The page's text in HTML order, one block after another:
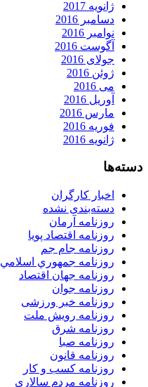
ژانویه 2017
دسامبر 2016
نوامبر 2016
آگوست 2016
جولای 2016
ژوئن 2016
می 2016
آوریل 2016
مارس 2016
فوریه 2016
ژانویه 2016
دسته‌ها
اخبار کارگران
دسته‌بندی نشده
روزنامه آرمان
روزنامه اقتصاد پویا
روزنامه جام جم
روزنامه جمهوري اسلامي
روزنامه جهان اقتصاد
روزنامه جوان
روزنامه خبر ورزشى
روزنامه رویش ملت
روزنامه شرق
روزنامه صبا
روزنامه قانون
روزنامه كسب و كار
روزنامه مردم سالاری